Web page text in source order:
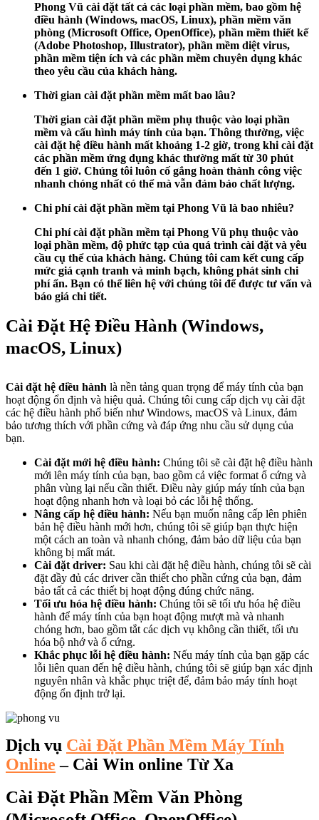
Phong Vũ cài đặt tất cả các loại phần mềm, bao gồm hệ
điều hành (Windows, macOS, Linux), phần mềm văn
phòng (Microsoft Office, OpenOffice), phần mềm thiết kế
(Adobe Photoshop, Illustrator), phần mềm diệt virus,
phần mềm tiện ích và các phần mềm chuyên dụng khác
theo yêu cầu của khách hàng.
Thời gian cài đặt phần mềm mất bao lâu?
Thời gian cài đặt phần mềm phụ thuộc vào loại phần
mềm và cấu hình máy tính của bạn. Thông thường, việc
cài đặt hệ điều hành mất khoảng 1-2 giờ, trong khi cài đặt
các phần mềm ứng dụng khác thường mất từ 30 phút
đến 1 giờ. Chúng tôi luôn cố gắng hoàn thành công việc
nhanh chóng nhất có thể mà vẫn đảm bảo chất lượng.
Chi phí cài đặt phần mềm tại Phong Vũ là bao nhiêu?
Chi phí cài đặt phần mềm tại Phong Vũ phụ thuộc vào
loại phần mềm, độ phức tạp của quá trình cài đặt và yêu
cầu cụ thể của khách hàng. Chúng tôi cam kết cung cấp
mức giá cạnh tranh và minh bạch, không phát sinh chi
phí ẩn. Bạn có thể liên hệ với chúng tôi để được tư vấn và
báo giá chi tiết.
Cài Đặt Hệ Điều Hành (Windows,
macOS, Linux)
Cài đặt hệ điều hành là nền tảng quan trọng để máy tính của bạn
hoạt động ổn định và hiệu quả. Chúng tôi cung cấp dịch vụ cài đặt
các hệ điều hành phổ biến như Windows, macOS và Linux, đảm
bảo tương thích với phần cứng và đáp ứng nhu cầu sử dụng của
bạn.
Cài đặt mới hệ điều hành: Chúng tôi sẽ cài đặt hệ điều hành
mới lên máy tính của bạn, bao gồm cả việc format ổ cứng và
phân vùng lại nếu cần thiết. Điều này giúp máy tính của bạn
hoạt động nhanh hơn và loại bỏ các lỗi hệ thống.
Nâng cấp hệ điều hành: Nếu bạn muốn nâng cấp lên phiên
bản hệ điều hành mới hơn, chúng tôi sẽ giúp bạn thực hiện
một cách an toàn và nhanh chóng, đảm bảo dữ liệu của bạn
không bị mất mát.
Cài đặt driver: Sau khi cài đặt hệ điều hành, chúng tôi sẽ cài
đặt đầy đủ các driver cần thiết cho phần cứng của bạn, đảm
bảo tất cả các thiết bị hoạt động đúng chức năng.
Tối ưu hóa hệ điều hành: Chúng tôi sẽ tối ưu hóa hệ điều
hành để máy tính của bạn hoạt động mượt mà và nhanh
chóng hơn, bao gồm tắt các dịch vụ không cần thiết, tối ưu
hóa bộ nhớ và ổ cứng.
Khắc phục lỗi hệ điều hành: Nếu máy tính của bạn gặp các
lỗi liên quan đến hệ điều hành, chúng tôi sẽ giúp bạn xác định
nguyên nhân và khắc phục triệt để, đảm bảo máy tính hoạt
động ổn định trở lại.
Dịch vụ Cài Đặt Phần Mềm Máy Tính
Online – Cài Win online Từ Xa
Cài Đặt Phần Mềm Văn Phòng